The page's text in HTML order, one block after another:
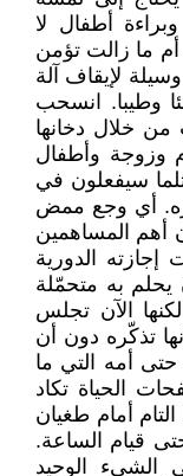
أطفال لا
ما زالت تؤمن
لإيقاف آلة
وطيبا. انسحب
من خلال دخانها
وزوجة وأطفال
سيفعلون في
أي وجع ممض
أهم المساهمين
الدورية
يحلم به متحمّلة
الآن تجلس
تذكّره دون أن
حتى أمه التي ما
الحياة تكاد
أمام طغيان
قيام الساعة.
الشيء الوحيد